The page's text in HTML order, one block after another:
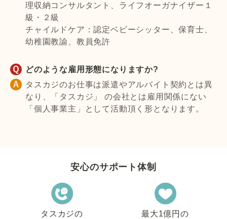
理収納コンサルタント、ライフオーガナイザー１
級・２級
チャイルドケア：認定ベビーシッター、保育士、
幼稚園教諭、教員免許
どのような雇用形態になりますか?
タスカジのお仕事は派遣やアルバイト契約とは異
なり、「タスカジ」 の会社とは雇用関係にない
「個人事業主」として活動頂く形となります。
安心のサポート体制
タスカジの
最大1億円の